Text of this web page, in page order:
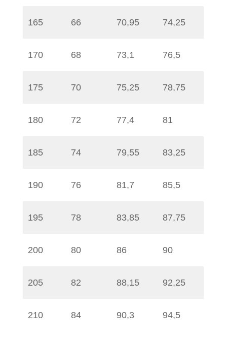
165 66 70,95 74,25
170 68 73,1 76,5
175 70 75,25 78,75
180 72 77,4 81
185 74 79,55 83,25
190 76 81,7 85,5
195 78 83,85 87,75
200 80 86 90
205 82 88,15 92,25
210 84 90,3 94,5